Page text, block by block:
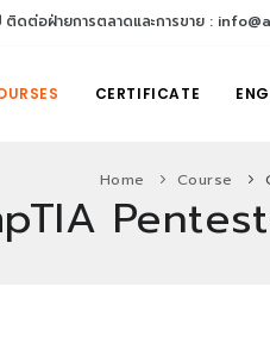
ติดต่อฝ่ายการตลาดและการขาย :
CERTIFICATE
Home Course